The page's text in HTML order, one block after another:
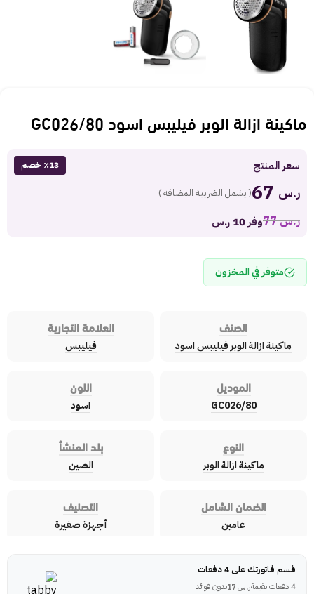
ماكينة ازالة الوبر فيليبس اسود GC026/80
سعر المنتج ٪13 خصم
ر.س ( يشمل الضريبة المضافة )
ر.س77 وفر 10 ر.س
متوفر في المخزون
الصنف
ماكينة ازالة الوبر فيليبس اسود
العلامة التجارية
فيليبس
الموديل
GC026/80
اللون
اسود
النوع
ماكينة ازالة الوبر
بلد المنشأ
الصين
الضمان الشامل
عامين
التصنيف
أجهزة صغيرة
قسم فاتورتك على 4 دفعات
4 دفعات بقيمة
ر.س بدون فوائد